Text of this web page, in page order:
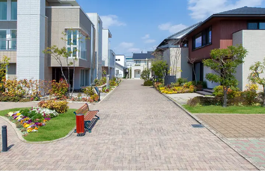
他の展示場 ABCハウジングトップ
マイページ アカウント登録